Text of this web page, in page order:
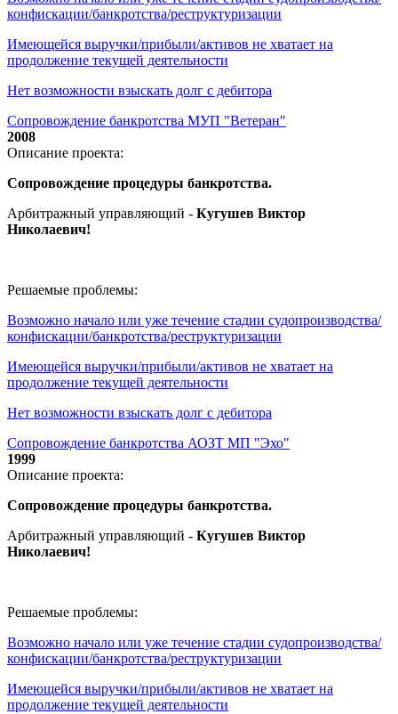
конфискации/банкротства/реструктуризации
Имеющейся выручки/прибыли/активов не хватает на
продолжение текущей деятельности
Нет возможности взыскать долг с дебитора
Сопровождение банкротства МУП "Ветеран"
2008
Описание проекта:
Сопровождение процедуры банкротства.
Арбитражный управляющий - Кугушев Виктор
Николаевич!
Решаемые проблемы:
Возможно начало или уже течение стадии судопроизводства/
конфискации/банкротства/реструктуризации
Имеющейся выручки/прибыли/активов не хватает на
продолжение текущей деятельности
Нет возможности взыскать долг с дебитора
Сопровождение банкротства АОЗТ МП "Эхо"
1999
Описание проекта:
Сопровождение процедуры банкротства.
Арбитражный управляющий - Кугушев Виктор
Николаевич!
Решаемые проблемы:
Возможно начало или уже течение стадии судопроизводства/
конфискации/банкротства/реструктуризации
Имеющейся выручки/прибыли/активов не хватает на
продолжение текущей деятельности